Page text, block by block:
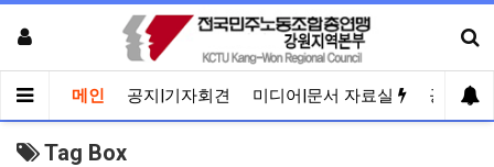
메인 공지|기자회견 미디어|문서 자료실 공유게
Tag Box